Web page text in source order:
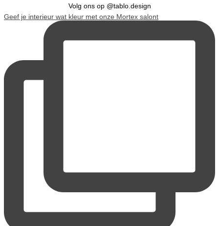
Volg ons op @tablo.design
Geef je interieur wat kleur met onze Mortex salont